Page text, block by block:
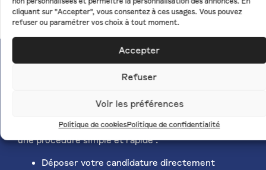
cliquant sur "Accepter", vous consentez à ces usages. Vous pouvez
refuser ou paramétrer vos choix à tout moment.
Accepter
Refuser
Voir les préférences
Politique de cookiesPolitique de confidentialité
Modalités
Les admissions sont ouvertes toute l’année avec
une procédure simple et rapide :
Déposer votre candidature directement